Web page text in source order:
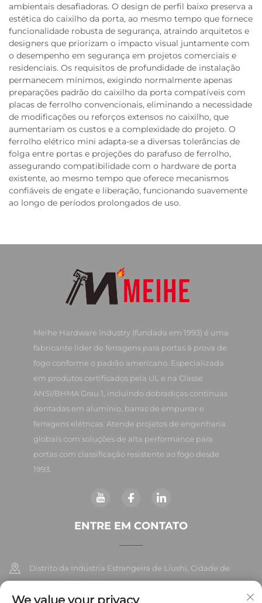
ambientais desafiadoras. O design de perfil baixo preserva a
estética do caixilho da porta, ao mesmo tempo que fornece
funcionalidade robusta de segurança, atraindo arquitetos e
designers que priorizam o impacto visual juntamente com
o desempenho em segurança em projetos comerciais e
residenciais. Os requisitos de profundidade de instalação
permanecem mínimos, exigindo normalmente apenas
preparações padrão do caixilho da porta compatíveis com
placas de ferrolho convencionais, eliminando a necessidade
de modificações ou reforços extensos no caixilho, que
aumentariam os custos e a complexidade do projeto. O
ferrolho elétrico mini adapta-se a diversas tolerâncias de
folga entre portas e projeções do parafuso de ferrolho,
assegurando compatibilidade com o hardware de porta
existente, ao mesmo tempo que oferece mecanismos
confiáveis de engate e liberação, funcionando suavemente
ao longo de períodos prolongados de uso.
Meihe Hardware Industry (fundada em 1993) é uma
fabricante líder de ferragens para portas à prova de
fogo conforme o padrão americano. Especializada
em produtos certificados pela UL e na Classe
ANSI/BHMA Grau 1, incluindo dobradiças contínuas
dentadas em alumínio, barras de empurrar e
ferragens elétricas. Atende projetos de engenharia
globais com soluções de alta performance para
portas com classificação resistente ao fogo desde
1993.
ENTRE EM CONTATO
Distrito da Indústria Estrangeira de Liushi, Cidade de
Yueqing, China 325604
We value your privacy